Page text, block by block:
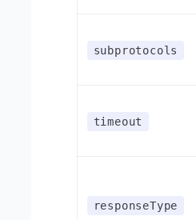
subprotocols
timeout
responseType